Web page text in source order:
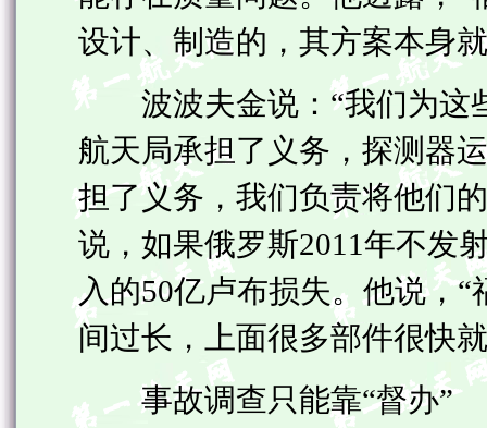
设计、制造的，其方案本身
波波夫金说：“我们为这些
航天局承担了义务，探测器
担了义务，我们负责将他们
说，如果俄罗斯2011年不发
入的50亿卢布损失。他说，
间过长，上面很多部件很快
事故调查只能靠“督办”